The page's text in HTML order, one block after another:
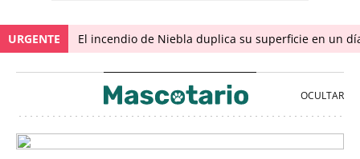
URGENTE El incendio de Niebla duplica su superficie en un